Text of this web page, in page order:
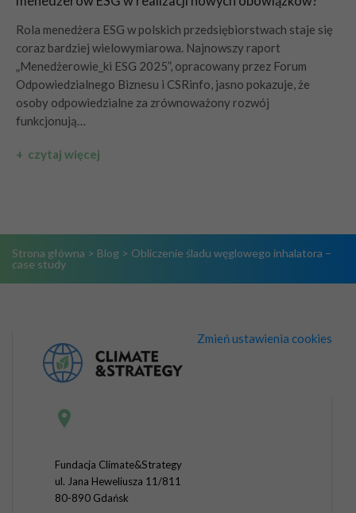
Rola menedżera ESG w polskich przedsiębiorstwach staje się
coraz bardziej wielowymiarowa. Najnowszy raport
„Menedżerowie_ki ESG 2025”, opracowany przez Forum
Odpowiedzialnego Biznesu i CSRinfo, jasno pokazuje, że
osoby odpowiedzialne za zrównoważony rozwój
funkcjonują…
+ czytaj więcej
Strona główna > Blog > Obliczenie śladu węglowego inhalatora –
case study
Zmień ustawienia cookies
Fundacja Climate&Strategy
ul. Jana Heweliusza 11/811
80-890 Gdańsk